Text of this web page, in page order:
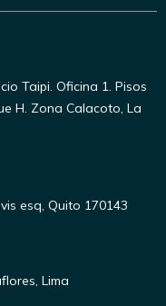
Taipi. Oficina 1. Pisos
H. Zona Calacoto, La
esq, Quito 170143
Lima